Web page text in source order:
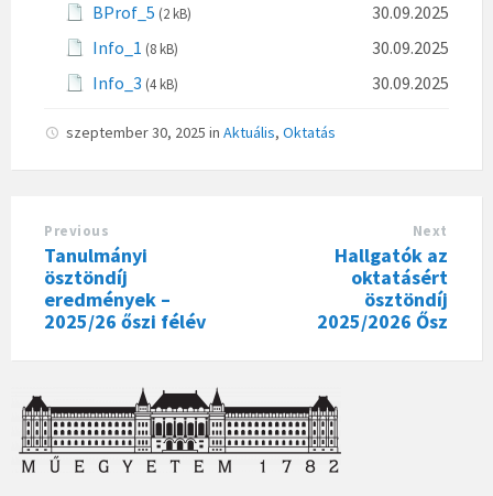
BProf_5 (2 kB)
30.09.2025
Info_1 (8 kB)
30.09.2025
Info_3 (4 kB) 30.09.2025
szeptember 30, 2025 in Aktuális, Oktatás
Previous
Tanulmányi
ösztöndíj
eredmények –
2025/26 őszi félév
Next
Hallgatók az
oktatásért
ösztöndíj
2025/2026 Ősz